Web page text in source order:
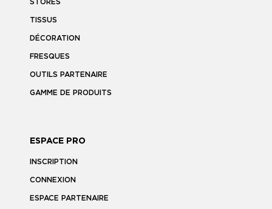
STORES
TISSUS
DÉCORATION
FRESQUES
OUTILS PARTENAIRE
GAMME DE PRODUITS
ESPACE PRO
INSCRIPTION
CONNEXION
ESPACE PARTENAIRE